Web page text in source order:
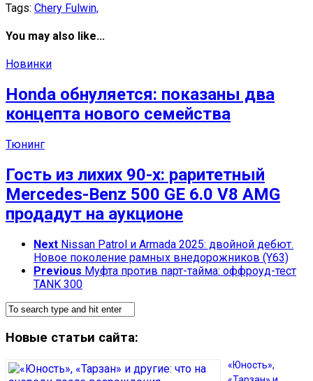
Tags: Chery Fulwin,
You may also like...
Новинки
Honda обнуляется: показаны два
концепта нового семейства
Тюнинг
Гость из лихих 90-х: раритетный
Mercedes-Benz 500 GE 6.0 V8 AMG
продадут на аукционе
Next Nissan Patrol и Armada 2025: двойной дебют.
Новое поколение рамных внедорожников (Y63)
Previous Муфта против парт-тайма: оффроуд-тест
TANK 300
Новые статьи сайта:
«Юность»,